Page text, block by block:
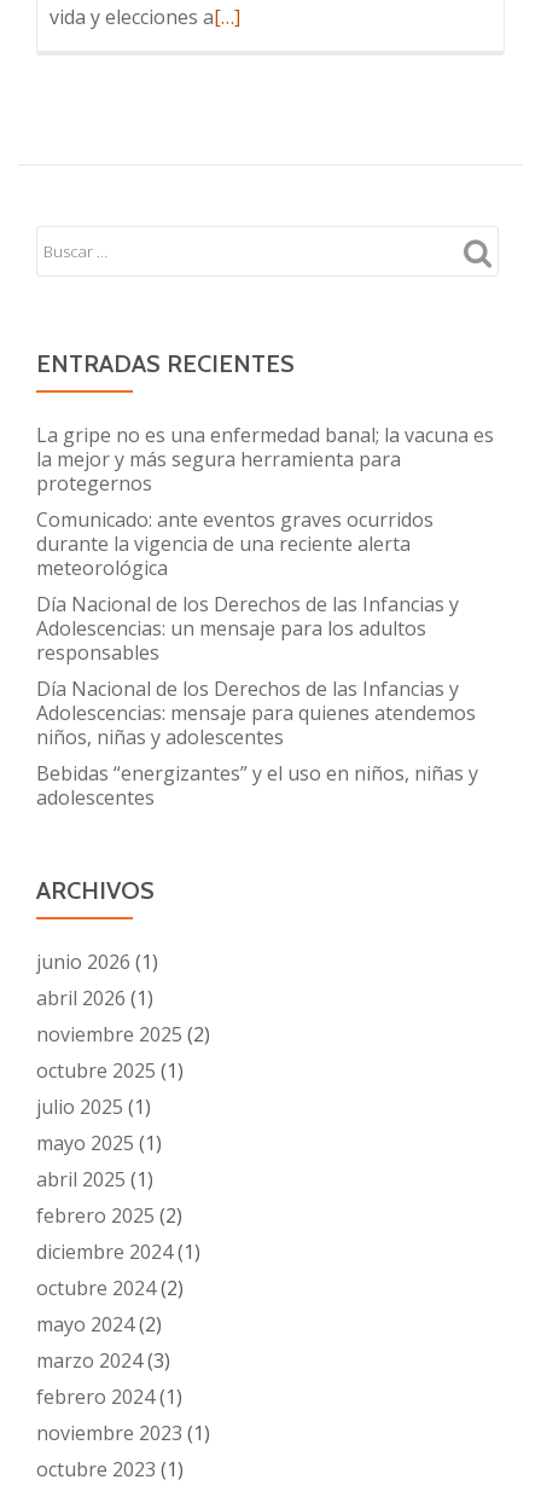
vida y elecciones aLeer
tiempos
Covid-
ni
[…]
ENTRADAS RECIENTES
La gripe no es una enfermedad banal; la vacuna es
la mejor y más segura herramienta para
protegernos
Comunicado: ante eventos graves ocurridos
durante la vigencia de una reciente alerta
meteorológica
Día Nacional de los Derechos de las Infancias y
Adolescencias: un mensaje para los adultos
responsables
Día Nacional de los Derechos de las Infancias y
Adolescencias: mensaje para quienes atendemos
niños, niñas y adolescentes
Bebidas “energizantes” y el uso en niños, niñas y
adolescentes
ARCHIVOS
junio 2026 (1)
abril 2026 (1)
noviembre 2025 (2)
octubre 2025 (1)
julio 2025 (1)
mayo 2025 (1)
abril 2025 (1)
febrero 2025 (2)
diciembre 2024(1)
octubre 2024(2)
mayo 2024(2)
marzo 2024(3)
febrero 2024(1)
noviembre 2023 (1)
octubre 2023 (1)